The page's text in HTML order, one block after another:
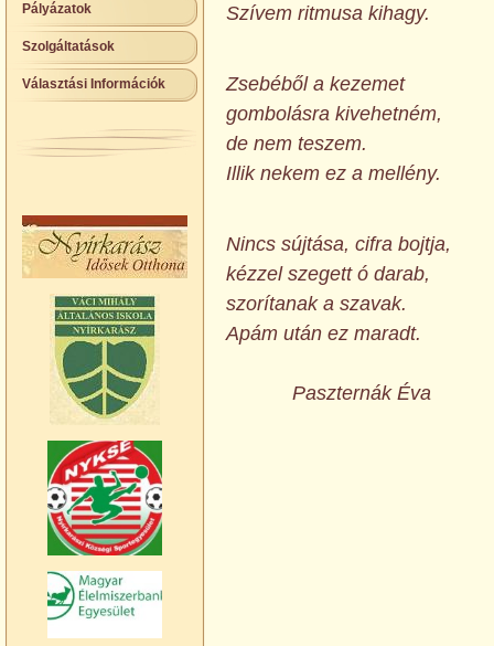
Pályázatok
Szolgáltatások
Választási Információk
Szívem ritmusa kihagy.
Zsebéből a kezemet
gombolásra kivehetném,
de nem teszem.
Illik nekem ez a mellény.
Nincs sújtása, cifra bojtja,
kézzel szegett ó darab,
szorítanak a szavak.
Apám után ez maradt.
Paszternák Éva